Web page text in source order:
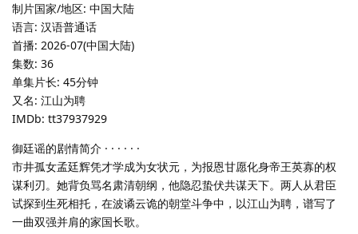
制片国家/地区: 中国大陆
语言: 汉语普通话
首播: 2026-07(中国大陆)
集数: 36
单集片长: 45分钟
又名: 江山为聘
IMDb: tt37937929
御廷谣的剧情简介 · · · · · ·
市井孤女孟廷辉凭才学成为女状元，为报恩甘愿化身帝王英寡的权
谋利刃。她背负骂名肃清朝纲，他隐忍蛰伏共谋天下。两人从君臣
试探到生死相托，在波谲云诡的朝堂斗争中，以江山为聘，谱写了
一曲双强并肩的家国长歌。